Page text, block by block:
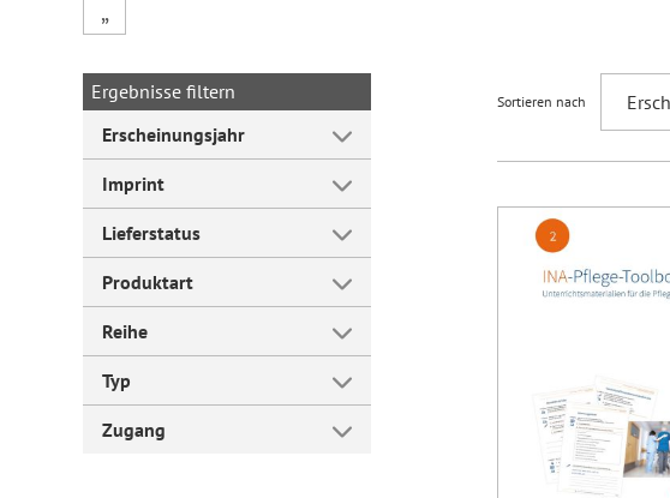
Forum Arbeitslehre
„
Ergebnisse filtern
Erscheinungsjahr
Imprint
Lieferstatus
Produktart
Reihe
Typ
Zugang
Sortieren nach